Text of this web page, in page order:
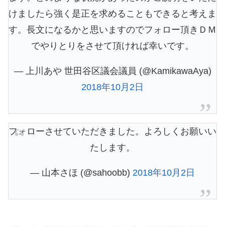
けましたら強く是正を求めることもできると考えま
す。長文になるかと思いますのでフォロー頂きＤＭ
でやりとりをさせて頂ければ幸いです。
— 上川あや 世田谷区議会議員 (@KamikawaAya)
2018年10月2日
フォローさせていただきました。よろしくお願いい
たします。
— 山本さほ (@sahoobb) 2018年10月2日